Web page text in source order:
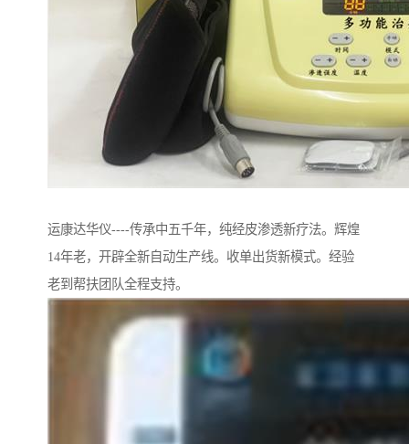
运康达华仪----传承中五千年，纯经皮渗透新疗法。辉煌
14年老，开辟全新自动生产线。收单出货新模式。经验
老到帮扶团队全程支持。